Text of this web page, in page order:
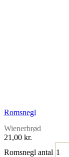
Romsnegl
Wienerbrød
21,00 kr.
Romsnegl antal